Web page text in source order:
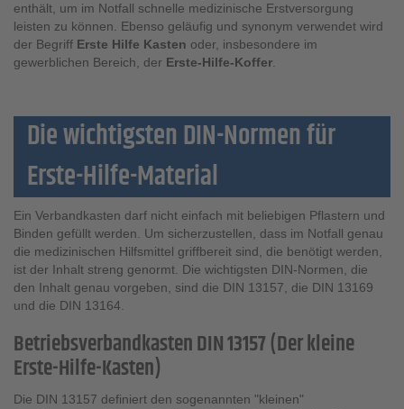
enthält, um im Notfall schnelle medizinische Erstversorgung
leisten zu können. Ebenso geläufig und synonym verwendet wird
der Begriff Erste Hilfe Kasten oder, insbesondere im
gewerblichen Bereich, der Erste-Hilfe-Koffer
Die wichtigsten DIN-Normen für
Erste-Hilfe-Material
Ein Verbandkasten darf nicht einfach mit beliebigen Pflastern und
Binden gefüllt werden. Um sicherzustellen, dass im Notfall genau
die medizinischen Hilfsmittel griffbereit sind, die benötigt werden,
ist der Inhalt streng genormt. Die wichtigsten DIN-Normen, die
den Inhalt genau vorgeben, sind die DIN 13157, die DIN 13169
und die DIN 13164.
Betriebsverbandkasten DIN 13157 (Der kleine
Erste-Hilfe-Kasten)
Die DIN 13157 definiert den sogenannten "kleinen"